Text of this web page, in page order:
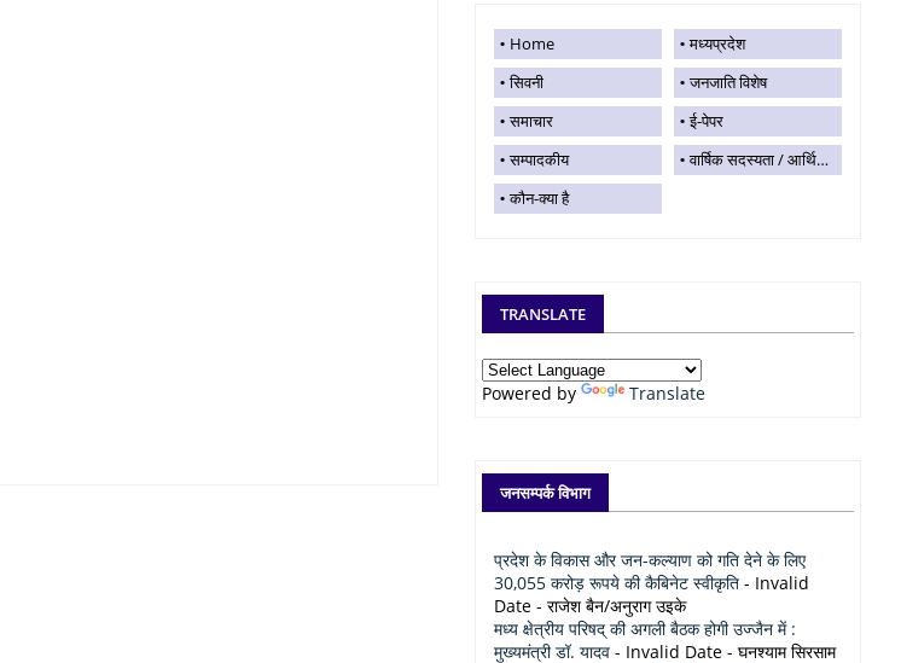
Home
मध्यप्रदेश
सिवनी
जनजाति विशेष
समाचार
ई-पेपर
सम्पादकीय
वार्षिक सदस्यता / आर्थिक सहयोग
कौन-क्या है
TRANSLATE
Powered by Translate
जनसम्पर्क विभाग
प्रदेश के विकास और जन-कल्याण को गति देने के लिए
30,055 करोड़ रूपये की कैबिनेट स्वीकृति - Invalid
Date - राजेश बैन/अनुराग उइके
मध्य क्षेत्रीय परिषद् की अगली बैठक होगी उज्जैन में :
मुख्यमंत्री डॉ. यादव - Invalid Date - घनश्याम सिरसाम